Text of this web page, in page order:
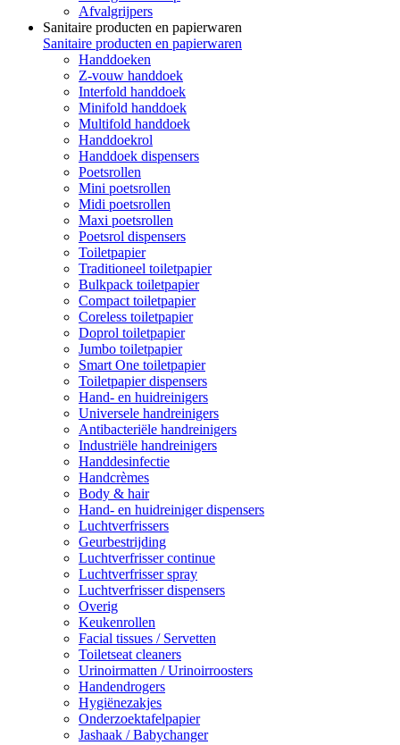
Afvalgrijpers
Sanitaire producten en papierwaren
Sanitaire producten en papierwaren
Handdoeken
Z-vouw handdoek
Interfold handdoek
Minifold handdoek
Multifold handdoek
Handdoekrol
Handdoek dispensers
Poetsrollen
Mini poetsrollen
Midi poetsrollen
Maxi poetsrollen
Poetsrol dispensers
Toiletpapier
Traditioneel toiletpapier
Bulkpack toiletpapier
Compact toiletpapier
Coreless toiletpapier
Doprol toiletpapier
Jumbo toiletpapier
Smart One toiletpapier
Toiletpapier dispensers
Hand- en huidreinigers
Universele handreinigers
Antibacteriële handreinigers
Industriële handreinigers
Handdesinfectie
Handcrèmes
Body & hair
Hand- en huidreiniger dispensers
Luchtverfrissers
Geurbestrijding
Luchtverfrisser continue
Luchtverfrisser spray
Luchtverfrisser dispensers
Overig
Keukenrollen
Facial tissues / Servetten
Toiletseat cleaners
Urinoirmatten / Urinoirroosters
Handendrogers
Hygiënezakjes
Onderzoektafelpapier
Jashaak / Babychanger